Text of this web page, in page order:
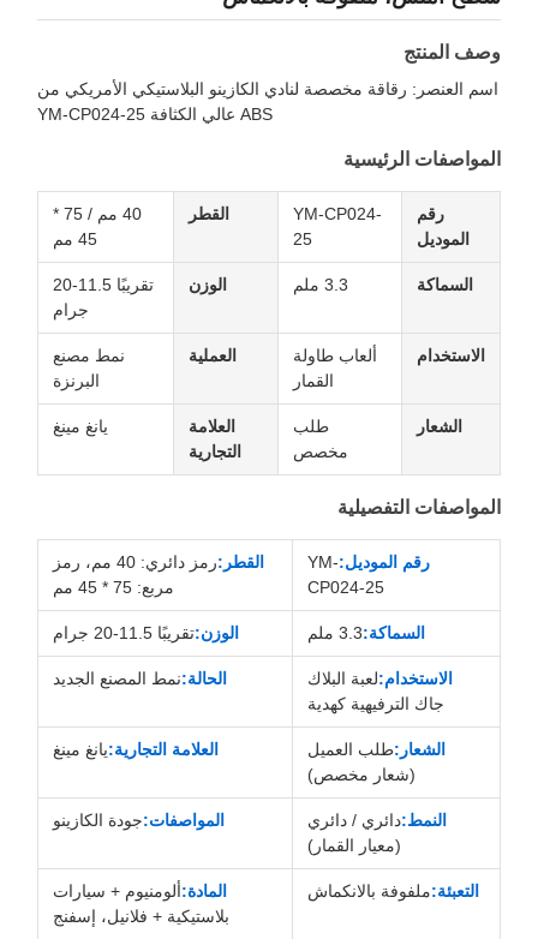
وصف المنتج
اسم العنصر: رقاقة مخصصة لنادي الكازينو البلاستيكي الأمريكي من
ABS عالي الكثافة YM-CP024-25
المواصفات الرئيسية
رقم
الموديل
YM-CP024-
25
القطر
40 مم / 75 *
45 مم
السماكة 3.3 ملم الوزن
تقريبًا 11.5-20
جرام
الاستخدام
ألعاب طاولة
القمار
العملية
نمط مصنع
البرنزة
الشعار
طلب
مخصص
العلامة
التجارية
يانغ مينغ
المواصفات التفصيلية
رقم الموديل:YM-
CP024-25
القطر:
رمز دائري: 40 مم، رمز
مربع: 75 * 45 مم
السماكة:3.3 ملم الوزن:تقريبًا 11.5-20 جرام
الاستخدام:لعبة البلاك
جاك الترفيهية كهدية
الحالة:نمط المصنع الجديد
الشعار:طلب العميل
(شعار مخصص)
العلامة التجارية:يانغ مينغ
النمط:دائري / دائري
(معيار القمار)
المواصفات:جودة الكازينو
التعبئة:ملفوفة بالانكماش المادة:ألومنيوم + سيارات
بلاستيكية + فلانيل، إسفنج